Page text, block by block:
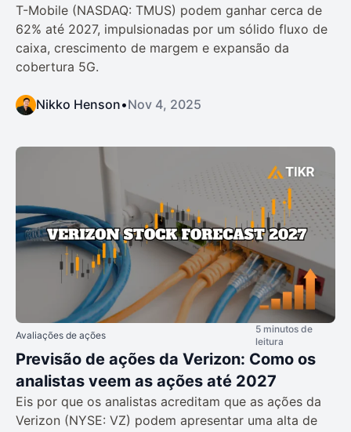
T-Mobile (NASDAQ: TMUS) podem ganhar cerca de
62% até 2027, impulsionadas por um sólido fluxo de
caixa, crescimento de margem e expansão da
cobertura 5G.
Nikko Henson•Nov 4, 2025
Avaliações de ações
5 minutos de
leitura
Previsão de ações da Verizon: Como os
analistas veem as ações até 2027
Eis por que os analistas acreditam que as ações da
Verizon (NYSE: VZ) podem apresentar uma alta de